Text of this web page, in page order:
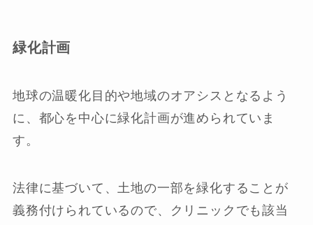
緑化計画
地球の温暖化目的や地域のオアシスとなるよう
に、都心を中心に緑化計画が進められていま
す。
法律に基づいて、土地の一部を緑化することが
義務付けられているので、クリニックでも該当